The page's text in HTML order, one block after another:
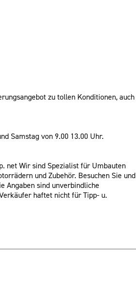
zu tollen Konditionen, auch
Samstag von 9.00 13.00 Uhr.
net Wir sind Spezialist für Umbauten
und Zubehör. Besuchen Sie und
Angaben sind unverbindliche
haftet nicht für Tipp- u.